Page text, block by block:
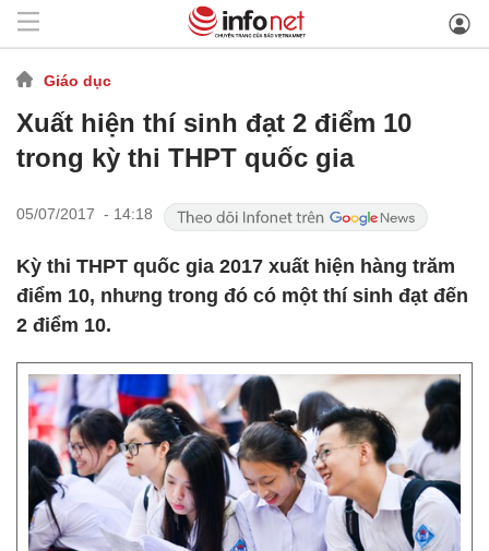
Giáo dục
Xuất hiện thí sinh đạt 2 điểm 10
trong kỳ thi THPT quốc gia
05/07/2017 - 14:18
Kỳ thi THPT quốc gia 2017 xuất hiện hàng trăm
điểm 10, nhưng trong đó có một thí sinh đạt đến
2 điểm 10.